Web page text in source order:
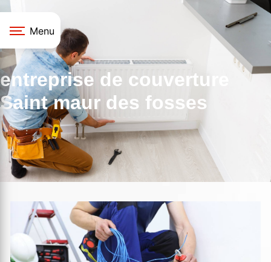
Menu
entreprise de couverture
Saint maur des fosses
Panneau de gestion des cookies